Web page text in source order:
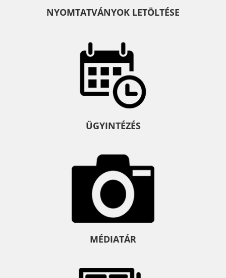
NYOMTATVÁNYOK LETÖLTÉSE
ÜGYINTÉZÉS
MÉDIATÁR